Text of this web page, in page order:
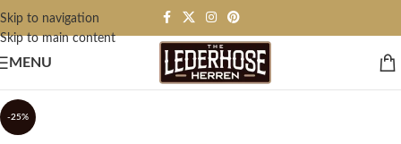
Skip to navigation
Skip to main content
MENU
-25%